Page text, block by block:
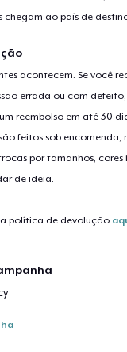
chegam ao país de
acontecem. Se você
errada ou com defeito,
reembolso em até 30
feitos sob encomenda,
por tamanhos, cores
de ideia.
política de devolução